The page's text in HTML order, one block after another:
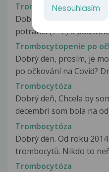
Trombocytopenie
Dobrý den. Je mi 32 let a
potratila (7+2) a
Trombocytopenie po
Dobrý den, prosím, je
po očkování na Covid?
Trombocytóza
Dobrý deň, Chcela by
decembri som bola na
Trombocytóza
Dobrý den. Od roku
trombocytů. Nikdo to
Trombocytóza
Nesouhlasím